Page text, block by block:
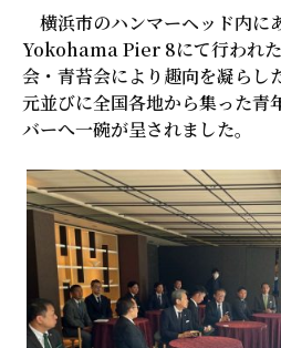
横浜市のハンマーヘッド内
Yokohama Pier 8にて行われ
会・青苔会により趣向を凝らし
元並びに全国各地から集った青
バーへ一碗が呈されました。